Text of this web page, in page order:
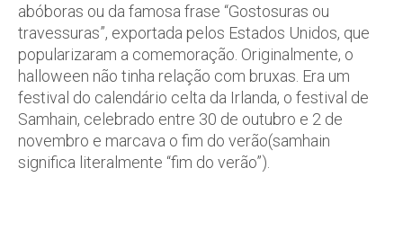
abóboras ou da famosa frase “Gostosuras ou
travessuras”, exportada pelos Estados Unidos, que
popularizaram a comemoração. Originalmente, o
halloween não tinha relação com bruxas. Era um
festival do calendário celta da Irlanda, o festival de
Samhain, celebrado entre 30 de outubro e 2 de
novembro e marcava o fim do verão(samhain
significa literalmente “fim do verão”).